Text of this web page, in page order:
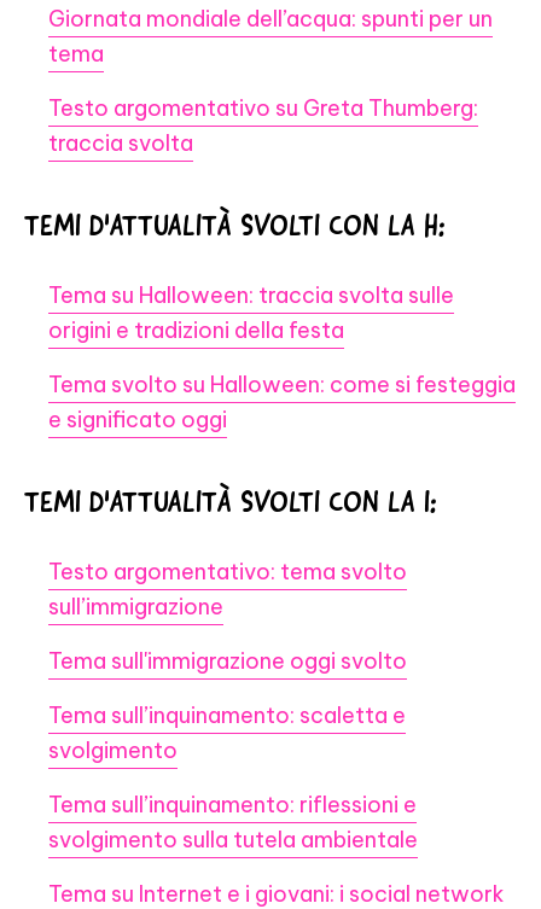
Giornata mondiale dell’acqua: spunti per un
tema
Testo argomentativo su Greta Thumberg:
traccia svolta
TEMI D'ATTUALITÀ SVOLTI CON LA H:
Tema su Halloween: traccia svolta sulle
origini e tradizioni della festa
Tema svolto su Halloween: come si festeggia
e significato oggi
TEMI D'ATTUALITÀ SVOLTI CON LA I:
Testo argomentativo: tema svolto
sull’immigrazione
Tema sull'immigrazione oggi svolto
Tema sull’inquinamento: scaletta e
svolgimento
Tema sull’inquinamento: riflessioni e
svolgimento sulla tutela ambientale
Tema su Internet e i giovani: i social network